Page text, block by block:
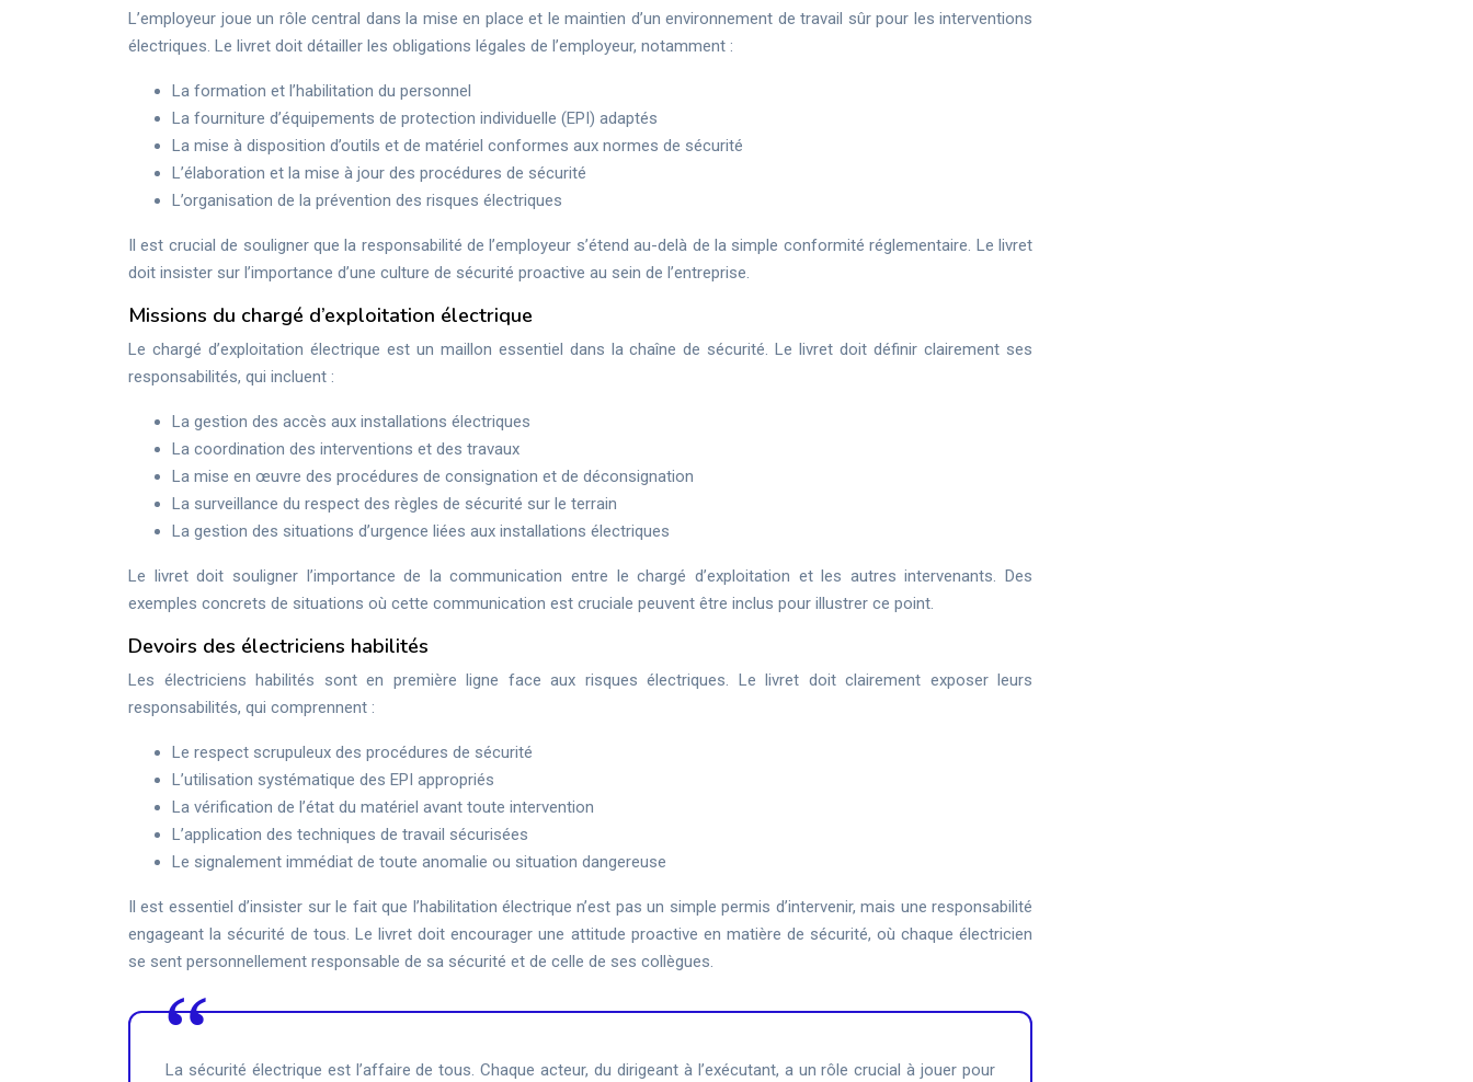
L’employeur joue un rôle central dans la mise en place et le maintien d’un environnement de travail sûr pour les interventions
électriques. Le livret doit détailler les obligations légales de l’employeur, notamment :
La formation et l’habilitation du personnel
La fourniture d’équipements de protection individuelle (EPI) adaptés
La mise à disposition d’outils et de matériel conformes aux normes de sécurité
L’élaboration et la mise à jour des procédures de sécurité
L’organisation de la prévention des risques électriques
Il est crucial de souligner que la responsabilité de l’employeur s’étend au-delà de la simple conformité réglementaire. Le livret
doit insister sur l’importance d’une culture de sécurité proactive au sein de l’entreprise.
Missions du chargé d’exploitation électrique
Le chargé d’exploitation électrique est un maillon essentiel dans la chaîne de sécurité. Le livret doit définir clairement ses
responsabilités, qui incluent :
La gestion des accès aux installations électriques
La coordination des interventions et des travaux
La mise en œuvre des procédures de consignation et de déconsignation
La surveillance du respect des règles de sécurité sur le terrain
La gestion des situations d’urgence liées aux installations électriques
Le livret doit souligner l’importance de la communication entre le chargé d’exploitation et les autres intervenants. Des
exemples concrets de situations où cette communication est cruciale peuvent être inclus pour illustrer ce point.
Devoirs des électriciens habilités
Les électriciens habilités sont en première ligne face aux risques électriques. Le livret doit clairement exposer leurs
responsabilités, qui comprennent :
Le respect scrupuleux des procédures de sécurité
L’utilisation systématique des EPI appropriés
La vérification de l’état du matériel avant toute intervention
L’application des techniques de travail sécurisées
Le signalement immédiat de toute anomalie ou situation dangereuse
Il est essentiel d’insister sur le fait que l’habilitation électrique n’est pas un simple permis d’intervenir, mais une responsabilité
engageant la sécurité de tous. Le livret doit encourager une attitude proactive en matière de sécurité, où chaque électricien
se sent personnellement responsable de sa sécurité et de celle de ses collègues.
La sécurité électrique est l’affaire de tous. Chaque acteur, du dirigeant à l’exécutant, a un rôle crucial à jouer pour